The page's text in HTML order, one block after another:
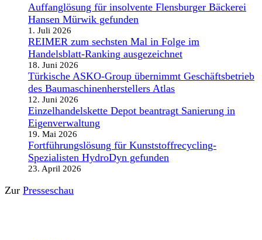
Auffanglösung für insolvente Flensburger Bäckerei
Hansen Mürwik gefunden
1. Juli 2026
REIMER zum sechsten Mal in Folge im
Handelsblatt-Ranking ausgezeichnet
18. Juni 2026
Türkische ASKO-Group übernimmt Geschäftsbetrieb
des Baumaschinenherstellers Atlas
12. Juni 2026
Einzelhandelskette Depot beantragt Sanierung in
Eigenverwaltung
19. Mai 2026
Fortführungslösung für Kunststoffrecycling-
Spezialisten HydroDyn gefunden
23. April 2026
Zur Presseschau